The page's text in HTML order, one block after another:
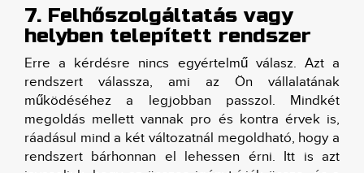
7. Felhőszolgáltatás vagy
helyben telepített rendszer
Erre a kérdésre nincs egyértelmű válasz. Azt a
rendszert válassza, ami az Ön vállalatának
működéséhez a legjobban passzol. Mindkét
megoldás mellett vannak pro és kontra érvek is,
ráadásul mind a két változatnál megoldható, hogy a
rendszert bárhonnan el lehessen érni. Itt is azt